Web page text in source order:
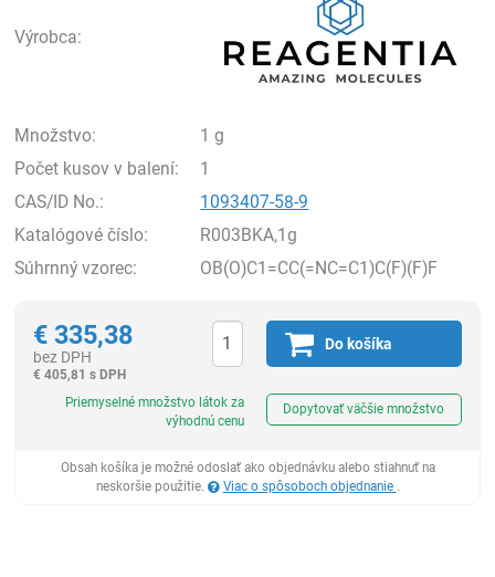
Výrobca:
Množstvo:
1 g
Počet kusov v balení:
1
CAS/ID No.:
1093407-58-9
Katalógové číslo:
R003BKA,1g
Súhrnný vzorec:
OB(O)C1=CC(=NC=C1)C(F)(F)F
€ 335,38
bez DPH
€ 405,81 s DPH
Do košíka
Priemyselné množstvo látok za
výhodnú cenu
Dopytovať väčšie množstvo
Obsah košíka je možné odoslať ako objednávku alebo stiahnuť na
neskoršie použitie.
Viac o spôsoboch objednanie .